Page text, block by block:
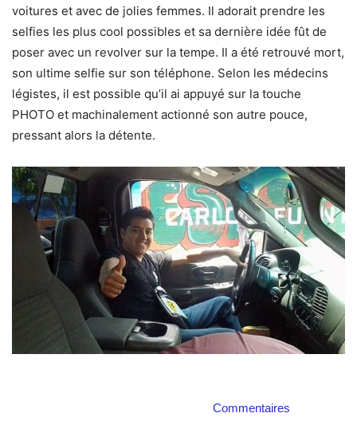
voitures et avec de jolies femmes. Il adorait prendre les
selfies les plus cool possibles et sa dernière idée fût de
poser avec un revolver sur la tempe. Il a été retrouvé mort,
son ultime selfie sur son téléphone. Selon les médecins
légistes, il est possible qu’il ai appuyé sur la touche
PHOTO et machinalement actionné son autre pouce,
pressant alors la détente.
Commentaires